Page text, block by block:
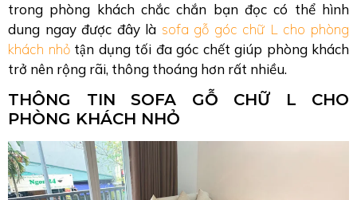
trong phòng khách chắc chắn bạn đọc có thể hình
dung ngay được đây là sofa gỗ góc chữ L cho phòng
khách nhỏtận dụng tối đa góc chết giúp phòng khách
trở nên rộng rãi, thông thoáng hơn rất nhiều.
THÔNG TIN SOFA GỖ CHỮ L CHO
PHÒNG KHÁCH NHỎ